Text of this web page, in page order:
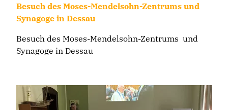
Besuch des Moses-Mendelsohn-Zentrums und
Synagoge in Dessau
Besuch des Moses-Mendelsohn-Zentrums und
Synagoge in Dessau